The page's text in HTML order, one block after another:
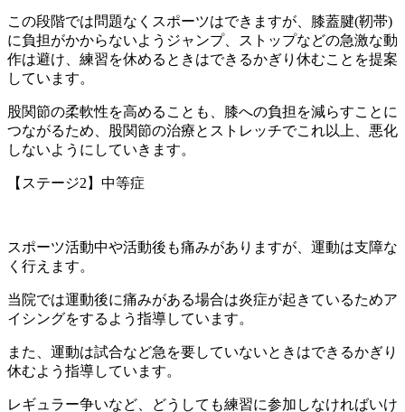
この段階では問題なくスポーツはできますが、膝蓋腱(靭帯)
に負担がかからないようジャンプ、ストップなどの急激な動
作は避け、練習を休めるときはできるかぎり休むことを提案
しています。
股関節の柔軟性を高めることも、膝への負担を減らすことに
つながるため、股関節の治療とストレッチでこれ以上、悪化
しないようにしていきます。
【ステージ2】中等症
スポーツ活動中や活動後も痛みがありますが、運動は支障な
く行えます。
当院では運動後に痛みがある場合は炎症が起きているためア
イシングをするよう指導しています。
また、運動は試合など急を要していないときはできるかぎり
休むよう指導しています。
レギュラー争いなど、どうしても練習に参加しなければいけ